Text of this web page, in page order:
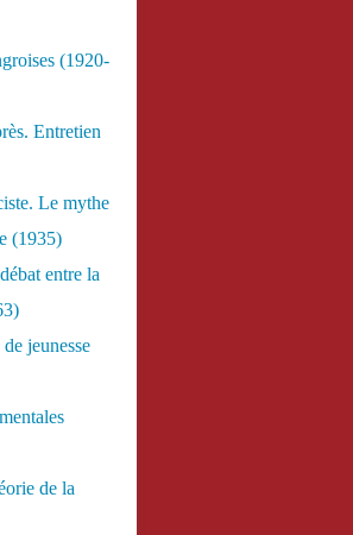
(1920-
Entretien
Le mythe
(1935)
entre la
jeunesse
de la